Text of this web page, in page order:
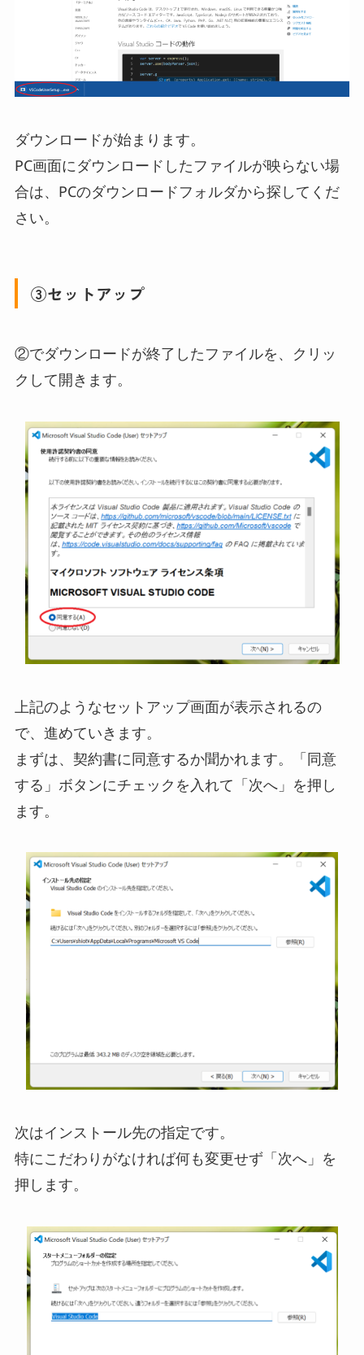
ダウンロードが始まります。
PC画面にダウンロードしたファイルが映らない場
合は、PCのダウンロードフォルダから探してくだ
さい。
③セットアップ
②でダウンロードが終了したファイルを、クリッ
クして開きます。
上記のようなセットアップ画面が表示されるの
で、進めていきます。
まずは、契約書に同意するか聞かれます。「同意
する」ボタンにチェックを入れて「次へ」を押し
ます。
次はインストール先の指定です。
特にこだわりがなければ何も変更せず「次へ」を
押します。